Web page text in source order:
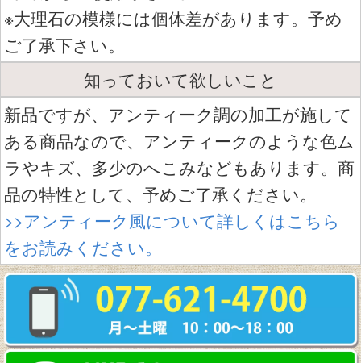
※大理石の模様には個体差があります。予め
ご了承下さい。
知っておいて欲しいこと
新品ですが、アンティーク調の加工が施して
ある商品なので、アンティークのような色ム
ラやキズ、多少のへこみなどもあります。商
品の特性として、予めご了承ください。
>>アンティーク風について詳しくはこちら
をお読みください。